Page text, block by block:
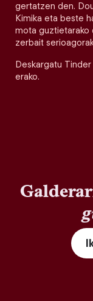
gertatzen den.
Kimika eta beste
mota guztietarako
zerbait
Deskargatu
erako.